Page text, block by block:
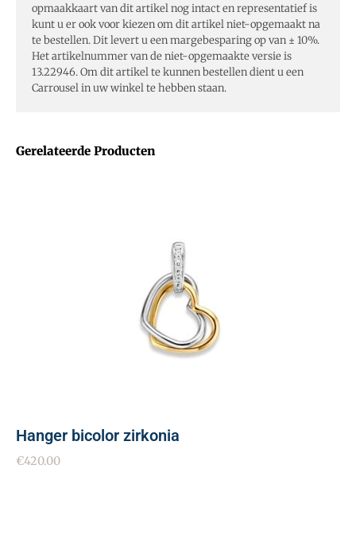
Gerelateerde Producten
Hanger bicolor zirkonia
€420.00
opmaakkaart van dit artikel nog intact en representatief is
kunt u er ook voor kiezen om dit artikel niet-opgemaakt na
te bestellen. Dit levert u een margebesparing op van ± 10%.
Het artikelnummer van de niet-opgemaakte versie is
13.22946. Om dit artikel te kunnen bestellen dient u een
Carrousel in uw winkel te hebben staan.